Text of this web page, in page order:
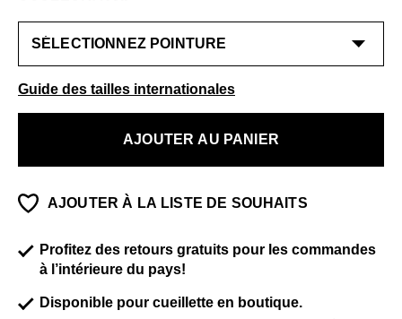
Guide des tailles internationales
AJOUTER AU PANIER
AJOUTER À LA LISTE DE SOUHAITS
Profitez des retours gratuits pour les commandes
à l’intérieure du pays!
Disponible pour cueillette en boutique.